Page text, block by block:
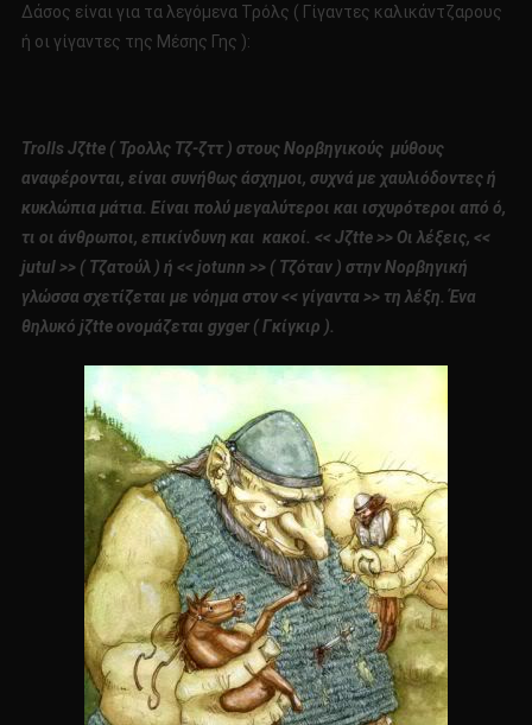
Δάσος είναι για τα λεγόμενα Τρόλς ( Γίγαντες καλικάντζαρους
ή οι γίγαντες της Μέσης Γης ):
Trolls Jζtte ( Τρολλς Τζ-ζττ ) στους Νορβηγικούς μύθους
αναφέρονται, είναι συνήθως άσχημοι, συχνά με χαυλιόδοντες ή
κυκλώπια μάτια. Είναι πολύ μεγαλύτεροι και ισχυρότεροι από ό,
τι οι άνθρωποι, επικίνδυνη και κακοί. << Jζtte >> Οι λέξεις, <<
jutul >> ( Τζατούλ ) ή << jotunn >> ( Τζόταν ) στην Νορβηγική
γλώσσα σχετίζεται με νόημα στον << γίγαντα >> τη λέξη. Ένα
θηλυκό jζtte ονομάζεται gyger ( Γκίγκιρ ).